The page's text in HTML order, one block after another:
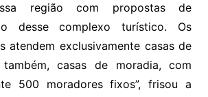
região com propostas de
desse complexo turístico. Os
atendem exclusivamente casas de
também, casas de moradia, com
500 moradores fixos”, frisou a